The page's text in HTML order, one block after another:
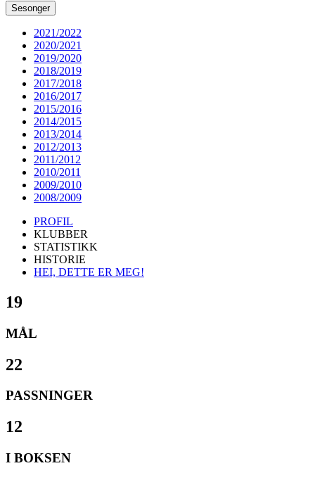
Sesonger
2021/2022
2020/2021
2019/2020
2018/2019
2017/2018
2016/2017
2015/2016
2014/2015
2013/2014
2012/2013
2011/2012
2010/2011
2009/2010
2008/2009
PROFIL
KLUBBER
STATISTIKK
HISTORIE
HEI, DETTE ER MEG!
19
MÅL
22
PASSNINGER
12
I BOKSEN